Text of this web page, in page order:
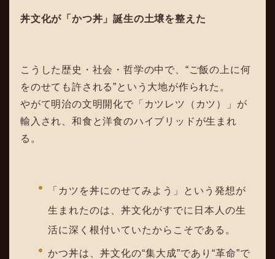
丼文化が「かつ丼」誕生の土壌を整えた
こうした歴史・社会・哲学の中で、“ご飯の上に何
をのせても許される”という大地が作られた。
やがて明治の文明開化で「カツレツ（カツ）」が
輸入され、和食と洋食のハイブリッドが生まれ
る。
「カツを丼にのせてみよう」という発想が
生まれたのは、丼文化がすでに日本人の生
活に深く根付いていたからこそである。
かつ丼は、丼文化の“集大成”であり“革命”で